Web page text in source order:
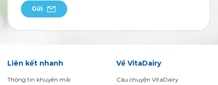
Gửi
Liên kết nhanh
Thông tin khuyến mãi
Về VitaDairy
Câu chuyện VitaDairy